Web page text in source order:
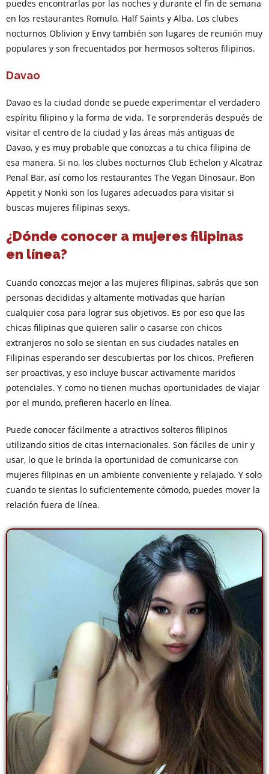
puedes encontrarlas por las noches y durante el fin de semana
en los restaurantes Romulo, Half Saints y Alba. Los clubes
nocturnos Oblivion y Envy también son lugares de reunión muy
populares y son frecuentados por hermosos solteros filipinos.
Davao
Davao es la ciudad donde se puede experimentar el verdadero
espíritu filipino y la forma de vida. Te sorprenderás después de
visitar el centro de la ciudad y las áreas más antiguas de
Davao, y es muy probable que conozcas a tu chica filipina de
esa manera. Si no, los clubes nocturnos Club Echelon y Alcatraz
Penal Bar, así como los restaurantes The Vegan Dinosaur, Bon
Appetit y Nonki son los lugares adecuados para visitar si
buscas mujeres filipinas sexys.
¿Dónde conocer a mujeres filipinas
en línea?
Cuando conozcas mejor a las mujeres filipinas, sabrás que son
personas decididas y altamente motivadas que harían
cualquier cosa para lograr sus objetivos. Es por eso que las
chicas filipinas que quieren salir o casarse con chicos
extranjeros no solo se sientan en sus ciudades natales en
Filipinas esperando ser descubiertas por los chicos. Prefieren
ser proactivas, y eso incluye buscar activamente maridos
potenciales. Y como no tienen muchas oportunidades de viajar
por el mundo, prefieren hacerlo en línea.
Puede conocer fácilmente a atractivos solteros filipinos
utilizando sitios de citas internacionales. Son fáciles de unir y
usar, lo que le brinda la oportunidad de comunicarse con
mujeres filipinas en un ambiente conveniente y relajado. Y solo
cuando te sientas lo suficientemente cómodo, puedes mover la
relación fuera de línea.